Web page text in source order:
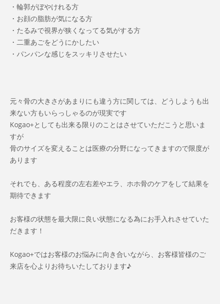
・輪郭がぼやけれる方
・お顔の脂肪が気になる方
・たるみで視界が狭くなってる気がする方
・二重あごをどうにかしたい
・パンパンな感じをスッキリさせたい
元々骨の大きさがあまりにも違う方に関しては、どうしようも出
来ない方もいらっしゃるのが現実です
Kogao+としても出来る限りのことはさせていただこうと思いま
すが
骨のサイズを変えることは医療の分野になってきますので限度が
あります
それでも、ある程度の左右差やエラ、ホホ骨のケアをして結果を
期待できます
お客様の状態を最大限に良い状態になる為にお手入れさせていた
だきます！
Kogao+ではお客様のお悩みに向き合いながら、お客様皆様のご
来店を心よりお待ちいたしております♪